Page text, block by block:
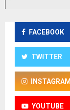
FACEBOOK
TWITTER
INSTAGRAM
YOUTUBE